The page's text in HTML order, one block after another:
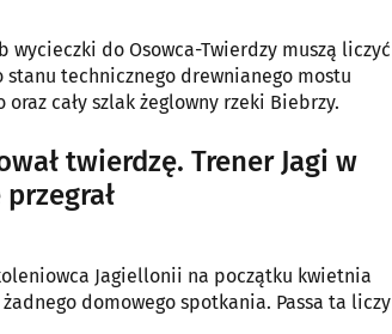
wycieczki do Osowca-Twierdzy muszą liczyć
technicznego drewnianego mostu
cały szlak żeglowny rzeki Biebrzy.
twierdzę. Trener Jagi w
Jagiellonii na początku kwietnia
domowego spotkania. Passa ta liczy